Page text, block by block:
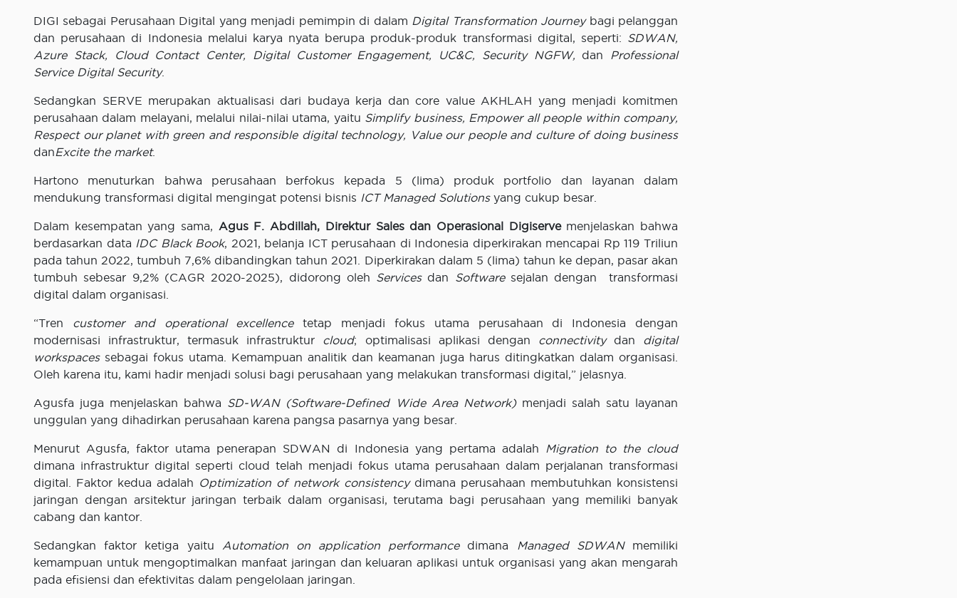
DIGI sebagai Perusahaan Digital yang menjadi pemimpin di dalam Digital Transformation Journeybagi pelanggan
dan perusahaan di Indonesia melalui karya nyata berupa produk-produk transformasi digital, seperti: SDWAN,
Azure Stack, Cloud Contact Center, Digital Customer Engagement, UC&C, Security NGFW, dan Professional
Service Digital Security.
Sedangkan SERVE merupakan aktualisasi dari budaya kerja dan core value AKHLAH yang menjadi komitmen
perusahaan dalam melayani, melalui nilai-nilai utama, yaitu Simplify business, Empower all people within company,
Respect our planet with green and responsible digital technology, Value our people and culture of doing business
danExcite the market.
Hartono menuturkan bahwa perusahaan berfokus kepada 5 (lima) produk portfolio dan layanan dalam
mendukung transformasi digital mengingat potensi bisnis ICT Managed Solutionsyang cukup besar.
Dalam kesempatan yang sama, Agus F. Abdillah, Direktur Sales dan Operasional Digiservemenjelaskan bahwa
berdasarkan data IDC Black Book, 2021, belanja ICT perusahaan di Indonesia diperkirakan mencapai Rp 119 Triliun
pada tahun 2022, tumbuh 7,6% dibandingkan tahun 2021. Diperkirakan dalam 5 (lima) tahun ke depan, pasar akan
tumbuh sebesar 9,2% (CAGR 2020-2025), didorong oleh Services dan Softwaresejalan dengan transformasi
digital dalam organisasi.
“Tren customer and operational excellencetetap menjadi fokus utama perusahaan di Indonesia dengan
modernisasi infrastruktur, termasuk infrastruktur cloud; optimalisasi aplikasi dengan connectivity dan digital
workspacessebagai fokus utama. Kemampuan analitik dan keamanan juga harus ditingkatkan dalam organisasi.
Oleh karena itu, kami hadir menjadi solusi bagi perusahaan yang melakukan transformasi digital,” jelasnya.
Agusfa juga menjelaskan bahwa SD-WAN (Software-Defined Wide Area Network)menjadi salah satu layanan
unggulan yang dihadirkan perusahaan karena pangsa pasarnya yang besar.
Menurut Agusfa, faktor utama penerapan SDWAN di Indonesia yang pertama adalah
Migration to the cloud
dimana infrastruktur digital seperti cloud telah menjadi fokus utama perusahaan dalam perjalanan transformasi
digital. Faktor kedua adalah Optimization of network consistencydimana perusahaan membutuhkan konsistensi
jaringan dengan arsitektur jaringan terbaik dalam organisasi, terutama bagi perusahaan yang memiliki banyak
cabang dan kantor.
Sedangkan faktor ketiga yaitu Automation on application performancedimana Managed SDWANmemiliki
kemampuan untuk mengoptimalkan manfaat jaringan dan keluaran aplikasi untuk organisasi yang akan mengarah
pada efisiensi dan efektivitas dalam pengelolaan jaringan.